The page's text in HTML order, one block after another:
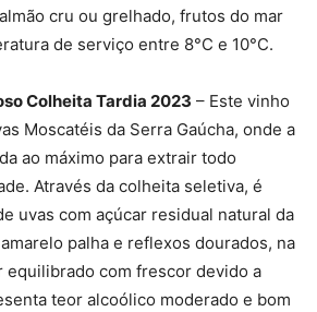
cru ou grelhado, frutos do mar
de serviço entre 8°C e 10°C.
Colheita Tardia 2023 – Este vinho
Moscatéis da Serra Gaúcha, onde a
ao máximo para extrair todo
Através da colheita seletiva, é
uvas com açúcar residual natural da
palha e reflexos dourados, na
equilibrado com frescor devido a
teor alcoólico moderado e bom